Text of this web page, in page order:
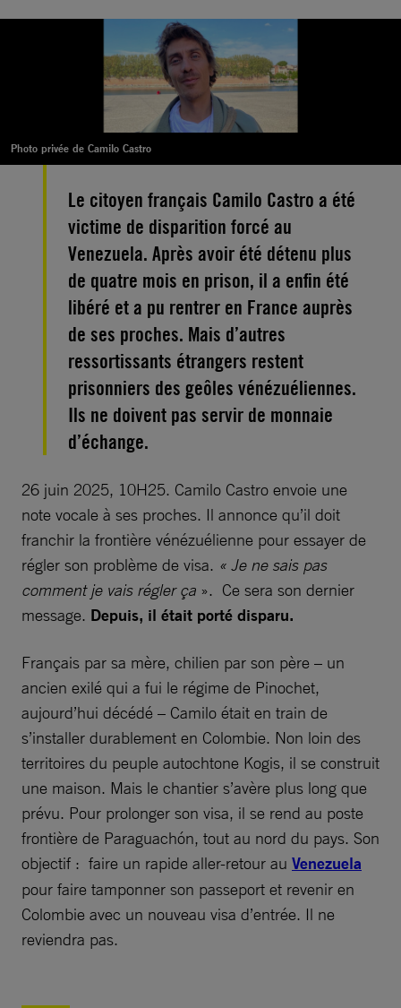
Photo privée de Camilo Castro
Le citoyen français Camilo Castro a été
victime de disparition forcé au
Venezuela. Après avoir été détenu plus
de quatre mois en prison, il a enfin été
libéré et a pu rentrer en France auprès
de ses proches. Mais d’autres
ressortissants étrangers restent
prisonniers des geôles vénézuéliennes.
Ils ne doivent pas servir de monnaie
d’échange.
26 juin 2025, 10H25. Camilo Castro envoie une
note vocale à ses proches. Il annonce qu’il doit
franchir la frontière vénézuélienne pour essayer de
régler son problème de visa. « Je ne sais pas
comment je vais régler ça ». Ce sera son dernier
message. Depuis, il était porté disparu.
Français par sa mère, chilien par son père – un
ancien exilé qui a fui le régime de Pinochet,
aujourd’hui décédé – Camilo était en train de
s’installer durablement en Colombie. Non loin des
territoires du peuple autochtone Kogis, il se construit
une maison. Mais le chantier s’avère plus long que
prévu. Pour prolonger son visa, il se rend au poste
frontière de Paraguachón, tout au nord du pays. Son
objectif : faire un rapide aller-retour au Venezuela
pour faire tamponner son passeport et revenir en
Colombie avec un nouveau visa d’entrée. Il ne
reviendra pas.